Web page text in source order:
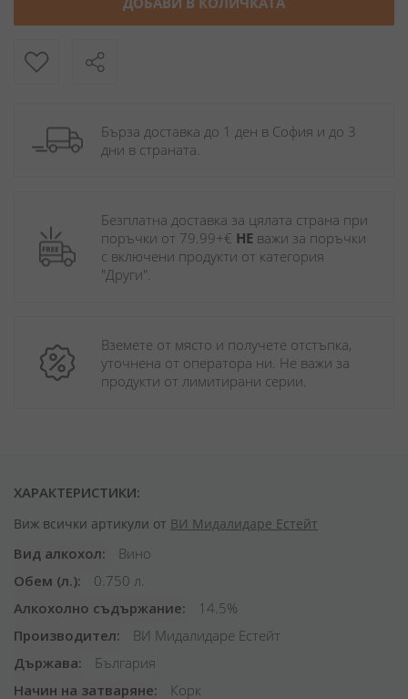
Бърза доставка до 1 ден в София и до 3
дни в страната.
Безплатна доставка за цялата страна при
поръчки от 79.99+€ НЕ важи за поръчки
с включени продукти от категория
"Други".
Вземете от място и получете отстъпка,
уточнена от оператора ни. Не важи за
продукти от лимитирани серии.
ХАРАКТЕРИСТИКИ:
Виж всички артикули от ВИ Мидалидаре Естейт
Вид алкохол
Вино
Обем (л.)
0.750 л.
Алкохолно съдържание
14.5%
Производител
ВИ Мидалидаре Естейт
Държава
България
Начин на затваряне
Корк